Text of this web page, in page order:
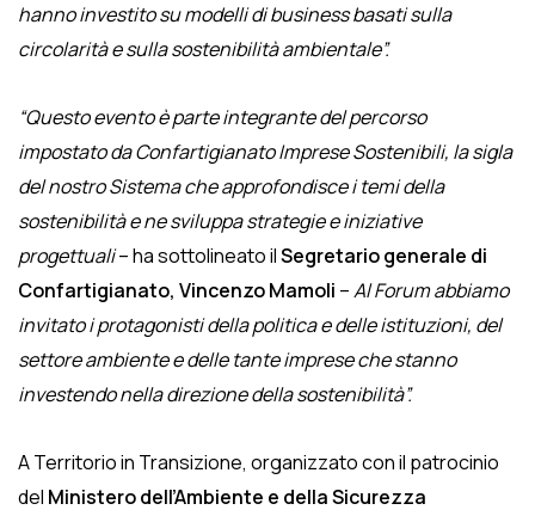
hanno investito su modelli di business basati sulla
circolarità e sulla sostenibilità ambientale”.
“Questo evento è parte integrante del percorso
impostato da Confartigianato Imprese Sostenibili, la sigla
del nostro Sistema che approfondisce i temi della
sostenibilità e ne sviluppa strategie e iniziative
progettuali– ha sottolineato ilSegretario generale di
Confartigianato, Vincenzo Mamoli –Al Forum abbiamo
invitato i protagonisti della politica e delle istituzioni, del
settore ambiente e delle tante imprese che stanno
investendo nella direzione della sostenibilità”.
A Territorio in Transizione, organizzato con il patrocinio
del Ministero dell’Ambiente e della Sicurezza